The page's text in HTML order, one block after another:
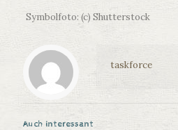
Symbolfoto: (c) Shutterstock
taskforce
Auch interessant